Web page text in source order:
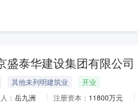
盛泰华建设集团有限公司
其他未列明建筑业
开业
： 岳九洲 注册资本： 11800万元